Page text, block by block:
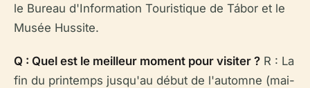
le Bureau d'Information Touristique de Tábor et le
Musée Hussite.
Q : Quel est le meilleur moment pour visiter ? R : La
fin du printemps jusqu'au début de l'automne (mai-